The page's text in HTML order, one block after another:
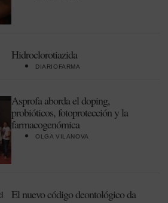
Hidroclorotiazida
DIARIOFARMA
Asprofa aborda el doping,
probióticos, fotoprotección y la
farmacogenómica
OLGA VILANOVA
El nuevo código deontológico da